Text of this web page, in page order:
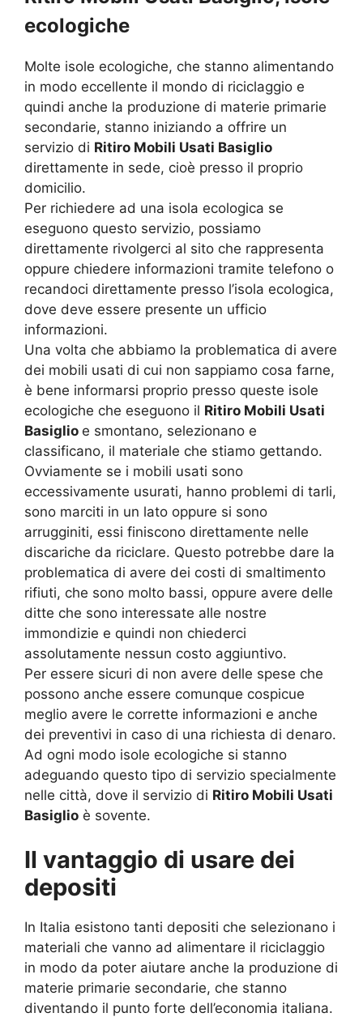
ecologiche
Molte isole ecologiche, che stanno alimentando
in modo eccellente il mondo di riciclaggio e
quindi anche la produzione di materie primarie
secondarie, stanno iniziando a offrire un
servizio di Ritiro Mobili Usati Basiglio
direttamente in sede, cioè presso il proprio
domicilio.
Per richiedere ad una isola ecologica se
eseguono questo servizio, possiamo
direttamente rivolgerci al sito che rappresenta
oppure chiedere informazioni tramite telefono o
recandoci direttamente presso l’isola ecologica,
dove deve essere presente un ufficio
informazioni.
Una volta che abbiamo la problematica di avere
dei mobili usati di cui non sappiamo cosa farne,
è bene informarsi proprio presso queste isole
ecologiche che eseguono il Ritiro Mobili Usati
Basiglio e smontano, selezionano e
classificano, il materiale che stiamo gettando.
Ovviamente se i mobili usati sono
eccessivamente usurati, hanno problemi di tarli,
sono marciti in un lato oppure si sono
arrugginiti, essi finiscono direttamente nelle
discariche da riciclare. Questo potrebbe dare la
problematica di avere dei costi di smaltimento
rifiuti, che sono molto bassi, oppure avere delle
ditte che sono interessate alle nostre
immondizie e quindi non chiederci
assolutamente nessun costo aggiuntivo.
Per essere sicuri di non avere delle spese che
possono anche essere comunque cospicue
meglio avere le corrette informazioni e anche
dei preventivi in caso di una richiesta di denaro.
Ad ogni modo isole ecologiche si stanno
adeguando questo tipo di servizio specialmente
nelle città, dove il servizio di Ritiro Mobili Usati
Basiglio è sovente.
Il vantaggio di usare dei
depositi
In Italia esistono tanti depositi che selezionano i
materiali che vanno ad alimentare il riciclaggio
in modo da poter aiutare anche la produzione di
materie primarie secondarie, che stanno
diventando il punto forte dell’economia italiana.